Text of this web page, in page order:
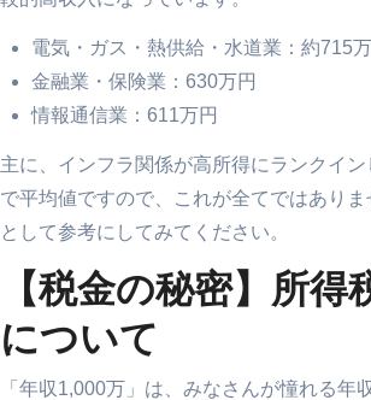
電気・ガス・熱供給・水道業：約715
金融業・保険業：630万円
情報通信業：611万円
主に、インフラ関係が高所得にランクイン
で平均値ですので、これが全てではあり
として参考にしてみてください。
【税金の秘密】所得
について
「年収1,000万」は、みなさんが憧れる年